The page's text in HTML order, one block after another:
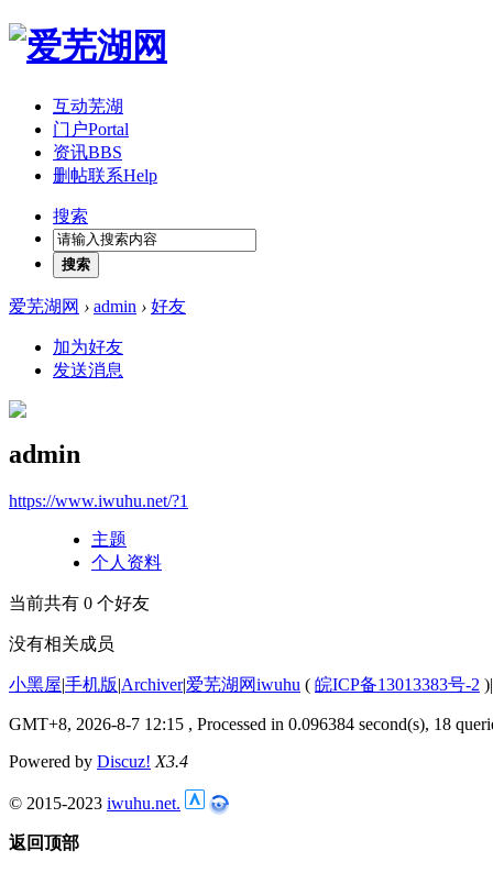
互动芜湖
门户Portal
资讯BBS
删帖联系Help
搜索
搜索
爱芜湖网 › admin › 好友
加为好友
发送消息
admin
https://www.iwuhu.net/?1
主题
个人资料
当前共有 0 个好友
没有相关成员
小黑屋|手机版|Archiver|爱芜湖网iwuhu ( 皖ICP备13013383号-2 )|
GMT+8, 2026-8-7 12:15 , Processed in 0.096384 second(s), 18
Powered by Discuz! X3.4
© 2015-2023 iwuhu.net.
返回顶部